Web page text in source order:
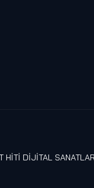
DİJİTAL